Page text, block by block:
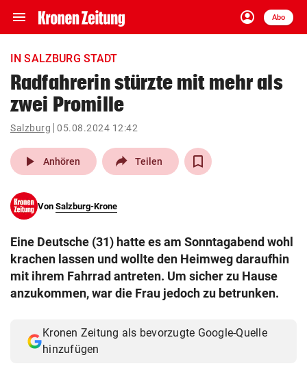
menu Navigation
ein-/ausklappen
account_circle
Anmelden
Abo
close Schließen
account_circle Anmelden
pin_drop
Wien arrow_right
search
eingeben
Muthgasse 2, 1190 Wien
IN SALZBURG STADT
Radfahrerin stürzte mit mehr als
zwei Promille
Salzburg 05.08.2024 12:42
play_arrow Anhören Teilen
Von Salzburg-Krone
Eine Deutsche (31) hatte es am Sonntagabend wohl
krachen lassen und wollte den Heimweg daraufhin
mit ihrem Fahrrad antreten. Um sicher zu Hause
anzukommen, war die Frau jedoch zu betrunken.
Kronen Zeitung als bevorzugte Google-Quelle
hinzufügen